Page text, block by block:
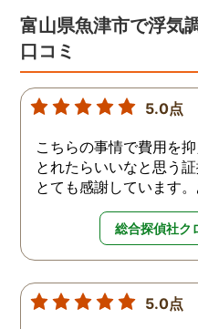
富山県魚津市で浮気
口コミ
5.0点
こちらの事情で費用を
とれたらいいなと思う
とても感謝しています
総合探偵社ク
5.0点